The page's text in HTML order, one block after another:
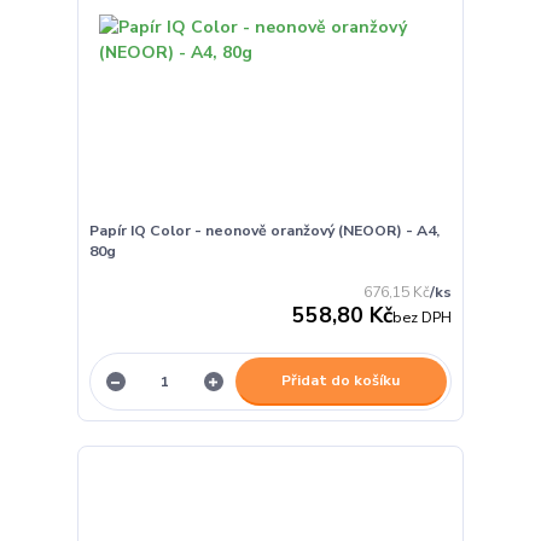
Papír IQ Color - neonově oranžový (NEOOR) - A4,
80g
676,15 Kč/ks
558,80 Kčbez DPH
Přidat do košíku